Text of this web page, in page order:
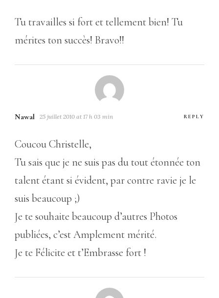
Tu travailles si fort et tellement bien! Tu
mérites ton succès! Bravo!!
Nawal 25 juillet 2010 at 17 h 03 min REPLY
Coucou Christelle,
Tu sais que je ne suis pas du tout étonnée ton
talent étant si évident, par contre ravie je le
suis beaucoup ;)
Je te souhaite beaucoup d’autres Photos
publiées, c’est Amplement mérité.
Je te Félicite et t’Embrasse fort !